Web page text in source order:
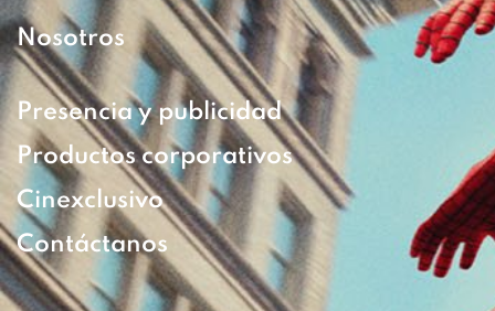
Nosotros
Presencia y publicidad
Productos corporativos
Cinexclusivo
Contáctanos